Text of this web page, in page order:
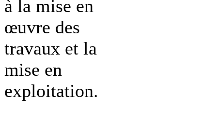
à la mise en
œuvre des
travaux et la
mise en
exploitation.